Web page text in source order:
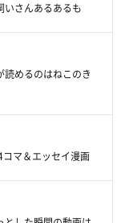
いさんあるあるも
読めるのはねこのき
コマ＆エッセイ漫画